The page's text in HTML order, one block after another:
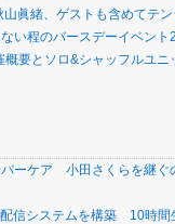
眞緒、ゲストも含めてテ
い程のバースデーイベント
要とソロ&シャッフルユニ
ーケア 小田さくらを継ぐ
信システムを構築 10時間